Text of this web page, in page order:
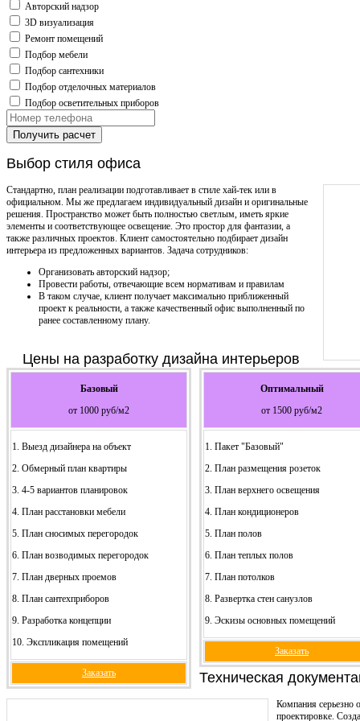
Авторский надзор
3D визуализация
Ремонт помещений
Подбор мебели
Подбор сантехники
Подбор отделочных материалов
Подбор осветительных приборов
Получить расчет
Выбор стиля офиса
Стандартно, план реализации подготавливает в стиле хай-тек или в
официальном. Мы же предлагаем индивидуальный дизайн и оригинальные
решения. Пространство может быть полностью светлым, иметь яркие
элементы и соответствующее освещение. Это простор для фантазии, а
также различных проектов. Клиент самостоятельно подбирает дизайн
интерьера из предложенных вариантов. Задача сотрудников:
Организовать авторский надзор;
Провести работы, отвечающие всем нормативам и правилам
В таком случае, клиент получает максимально приближенный
проект к реальности, а также качественный офис выполненный по
ранее составленному плану.
Цены на разработку дизайна интерьеров
Базовый
от 1000 руб/м2
1. Выезд дизайнера на объект
2. Обмерный план квартиры
3. 4-5 вариантов планировок
4. План расстановки мебели
5. План сносимых перегородок
6. План возводимых перегородок
7. План дверных проемов
8. План сантехприборов
9. Разработка концепции
10. Экспликация помещений
Заказать
Оптимальный
от 1500 руб/м2
1. Пакет "Базовый"
2. План размещения розеток
3. План верхнего освещения
4. План кондиционеров
5. План полов
6. План теплых полов
7. План потолков
8. Развертка стен санузлов
9. Эскизы основных помещений
Заказать
Техническая
Компания серьезно
проектировке.